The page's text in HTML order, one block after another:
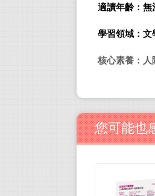
適讀年齡：無
學習領域：文
核心素養：人
您可能也